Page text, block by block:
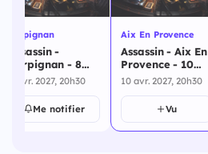
Perpignan
Assassin -
Perpignan - 8
avril 2027
8 avr. 2027, 20h30
Me notifier
Aix En Provence
Assassin - Aix En
Provence - 10
avril 2027
10 avr. 2027, 20h30
Vu